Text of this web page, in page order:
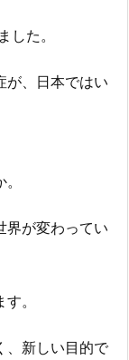
した。
が、日本ではい
界が変わってい
。
、新しい目的で